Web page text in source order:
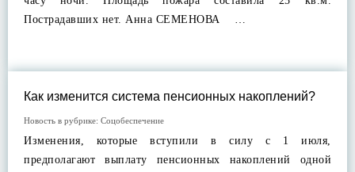
Пострадавших нет. Анна СЕМЕНОВА …
Как изменится система пенсионных накоплений?
Новость в рубрике: Соцобеспечение
Изменения, которые вступили в силу с 1 июля,
предполагают выплату пенсионных накоплений одной